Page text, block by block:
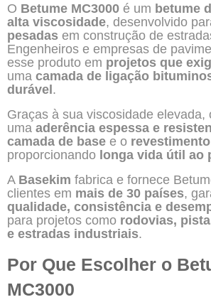
O Betume MC3000 é um betume
alta viscosidade, desenvolvido
pesadas em construção de
Engenheiros e empresas de
esse produto em projetos que
uma camada de ligação
durável.
Graças à sua viscosidade elevada,
uma aderência espessa e
camada de base e o
proporcionando longa vida útil ao
A Basekim fabrica e fornece
clientes em mais de 30 países,
qualidade, consistência e
para projetos como rodovias,
e estradas industriais.
Por Que Escolher o
MC3000